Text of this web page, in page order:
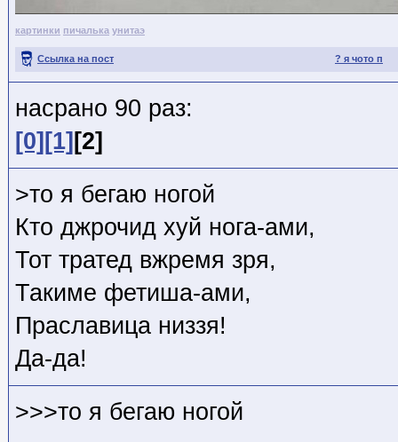
картинки пичалька унитаэ
? я чото п
Ссылка на пост
насрано 90 раз:
[0] [1] [2]
>то я бегаю ногой
Кто джрочид хуй нога-ами,
Тот тратед вжремя зря,
Такиме фетиша-ами,
Праславица низзя!
Да-да!
>>>то я бегаю ногой